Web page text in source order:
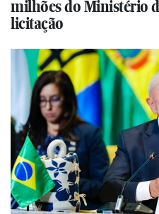
milhões do Ministério
licitação